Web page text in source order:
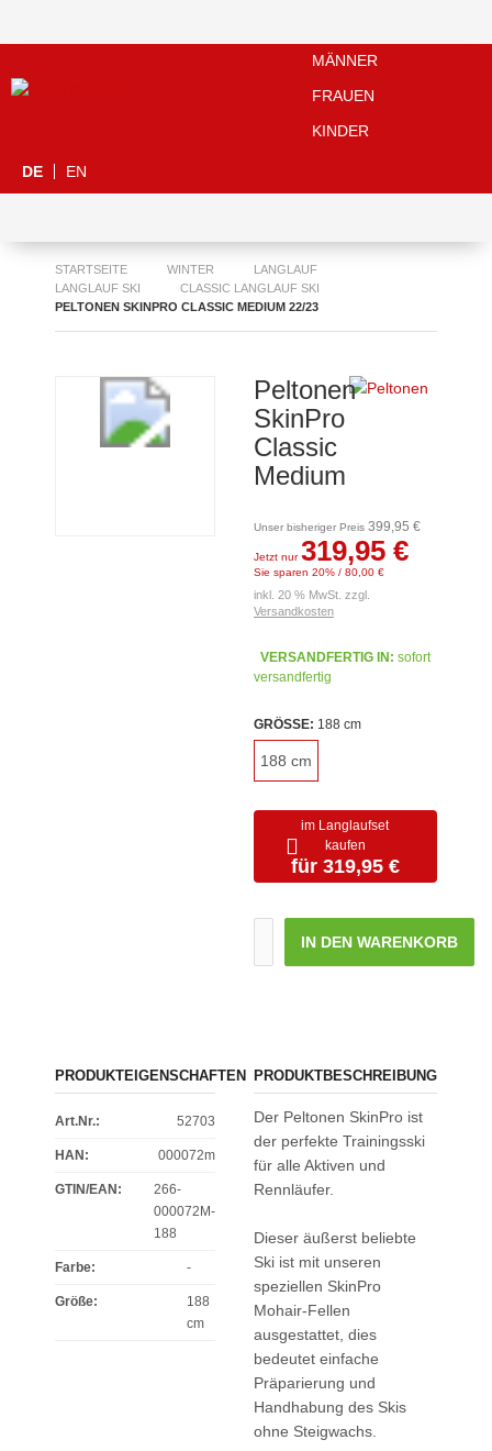
MÄNNER
FRAUEN
KINDER
DE EN
STARTSEITE WINTER
LANGLAUF
LANGLAUF SKI
CLASSIC LANGLAUF SKI
PELTONEN SKINPRO CLASSIC MEDIUM 22/23
Peltonen
SkinPro
Classic
Medium
Unser bisheriger Preis 399,95 €
Jetzt nur319,95 €
Sie sparen 20% / 80,00 €
inkl. 20 % MwSt. zzgl.
Versandkosten
VERSANDFERTIG IN: sofort
versandfertig
GRÖSSE: 188 cm
188 cm
im Langlaufset
kaufen
für 319,95 €
IN DEN WARENKORB
PRODUKTEIGENSCHAFTEN
Art.Nr.: 52703
HAN: 000072m
GTIN/EAN:
266-
000072M-
188
Farbe: -
Größe:
188
cm
PRODUKTBESCHREIBUNG
Der Peltonen SkinPro ist
der perfekte Trainingsski
für alle Aktiven und
Rennläufer.
Dieser äußerst beliebte
Ski ist mit unseren
speziellen SkinPro
Mohair-Fellen
ausgestattet, dies
bedeutet einfache
Präparierung und
Handhabung des Skis
ohne Steigwachs.